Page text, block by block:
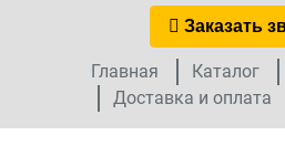
Заказать
Главная Каталог
Доставка и оплата